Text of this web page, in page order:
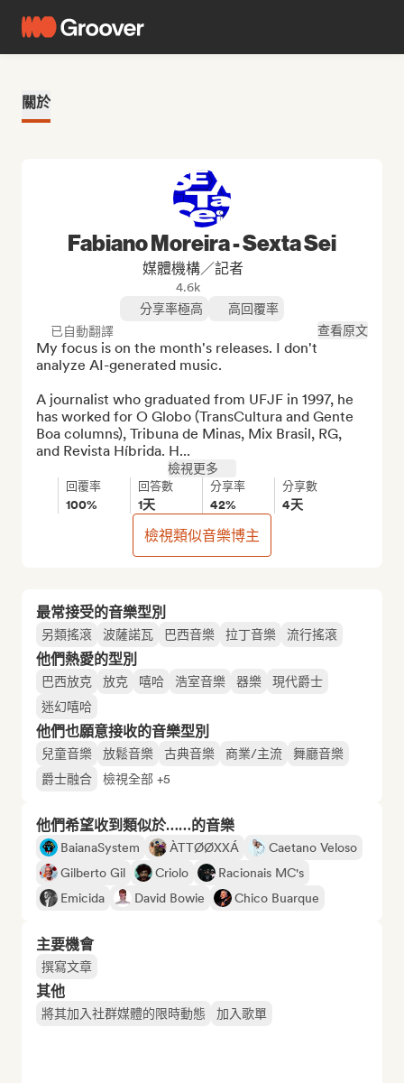
關於
最常接受的音樂型別
另類搖滾 波薩諾瓦 巴西音樂 拉丁音樂 流行搖滾
他們熱愛的型別
巴西放克 放克 嘻哈 浩室音樂 器樂
現代爵士
迷幻嘻哈
他們也願意接收的音樂型別
兒童音樂 放鬆音樂 古典音樂 商業/主流
舞廳音樂
爵士融合
檢視全部 +5
他們希望收到類似於……的音樂
BaianaSystem ÀTTØØXXÁ
Caetano Veloso
Gilberto Gil
Criolo
Racionais MC's
Emicida
David Bowie Chico Buarque
主要機會
撰寫文章
其他
將其加入社群媒體的限時動態 加入歌單
Fabiano Moreira - Sexta Sei
媒體機構／記者
4.6k
分享率極高
高回覆率
已自動翻譯
查看原文
My focus is on the month's releases. I don't
analyze AI-generated music.
A journalist who graduated from UFJF in 1997, he
has worked for O Globo (TransCultura and Gente
Boa columns), Tribuna de Minas, Mix Brasil, RG,
and Revista Híbrida. H...
檢視更多
回覆率
100%
回答數
1天
分享率
42%
分享數
4天
檢視類似音樂博主